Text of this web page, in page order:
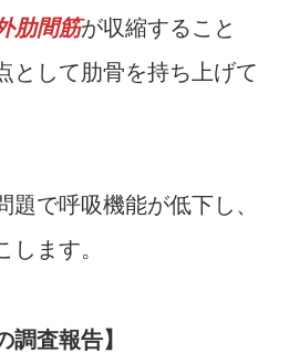
肋間筋が収縮すること
として肋骨を持ち上げて
題で呼吸機能が低下し、
します。
調査報告】